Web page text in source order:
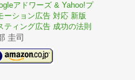
アドワーズ & Yahoo!プ
ーション広告 対応 新版
ティング広告 成功の法則
圭司